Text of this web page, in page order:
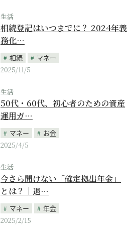
生活
相続登記はいつまでに？ 2024年義
務化…
相続
マネー
2025/11/5
生活
50代・60代、初心者のための資産
運用ガ…
マネー
お金
2025/4/5
生活
今さら聞けない「確定拠出年金」
とは？｜退…
マネー
年金
2025/2/15